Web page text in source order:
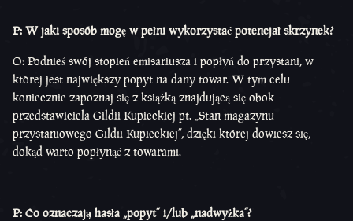
P: W jaki sposób mogę w pełni wykorzystać potencjał skrzynek?
O: Podnieś swój stopień emisariusza i popłyń do przystani, w
której jest największy popyt na dany towar. W tym celu
koniecznie zapoznaj się z książką znajdującą się obok
przedstawiciela Gildii Kupieckiej pt. „Stan magazynu
przystaniowego Gildii Kupieckiej”, dzięki której dowiesz się,
dokąd warto popłynąć z towarami.
P: Co oznaczają hasła „popyt” i/lub „nadwyżka”?